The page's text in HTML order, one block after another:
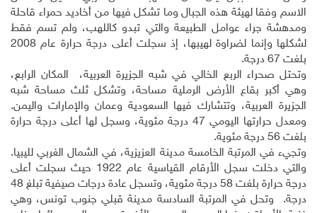
الاسم وفقا لهيئة هذه الجبال وما تشكل فيها من أخاديد حمراء قاحلة
ومدهشة جراء عوامل الطبيعة والتي تبدو كاللهب، ولم تسم فقط
لشكلها وإنما لضراوة لهيبها، إذ سجلت أعلى درجة حرارة عام 2008
بلغت 67 درجة.
وتحتل صحراء الربع الخالي في شبه الجزيرة العربية، المكان الرابع،
وهي أكبر بقاع الأرض الرملية مساحة، وتشكل ثلث مساحة شبه
الجزيرة العربية، وتتشارك فيها السعودية وعمان والإمارات واليمن.
ومعدل حرارتها اليومي 47 درجة مئوية، وسجل لها أعلى درجة حرارة
بلغت 56 درجة مئوية
.
وتجيء في المرتبة الخامسة مدينة العزيزية، في الشمال الغربي لليبيا.
والتي دخلت سجل الأرقام القياسية عام 1922 حيث سجلت أعلى
درجة حرارة بلغت 58 درجة مئوية، وتسجل عادة درجات صيفية تبلغ 48
درجة. وتحل في المرتبة السادسة مدينة قبلي جنوب تونس، وهي